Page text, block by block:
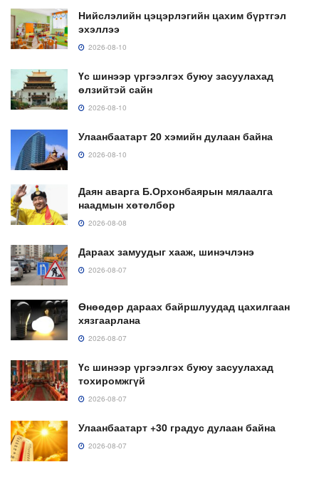
Нийслэлийн цэцэрлэгийн цахим бүртгэл
эхэллээ
2026-08-10
Үс шинээр үргээлгэх буюу засуулахад
өлзийтэй сайн
2026-08-10
Улаанбаатарт 20 хэмийн дулаан байна
2026-08-10
Даян аварга Б.Орхонбаярын мялаалга
наадмын хөтөлбөр
2026-08-08
Дараах замуудыг хааж, шинэчлэнэ
2026-08-07
Өнөөдөр дараах байршлуудад цахилгаан
хязгаарлана
2026-08-07
Үс шинээр үргээлгэх буюу засуулахад
тохиромжгүй
2026-08-07
Улаанбаатарт +30 градус дулаан байна
2026-08-07